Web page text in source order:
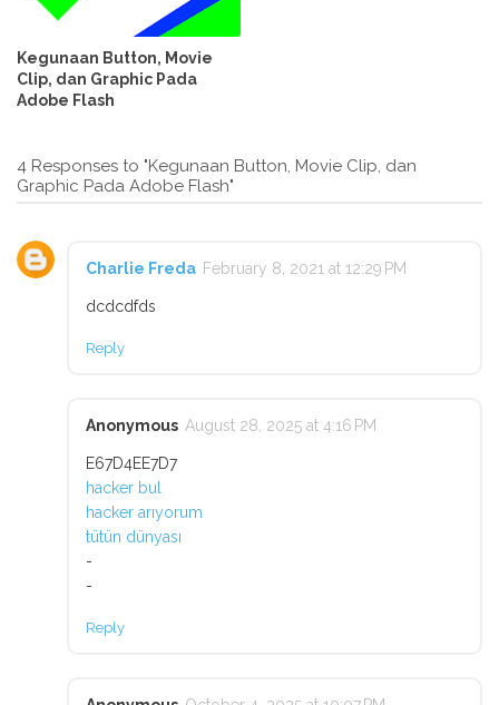
Kegunaan Button, Movie
Clip, dan Graphic Pada
Adobe Flash
4 Responses to "Kegunaan Button, Movie Clip, dan
Graphic Pada Adobe Flash"
Charlie Freda February 8, 2021 at 12:29 PM
dcdcdfds
Reply
Anonymous August 28, 2025 at 4:16 PM
E67D4EE7D7
hacker bul
hacker arıyorum
tütün dünyası
-
-
Reply